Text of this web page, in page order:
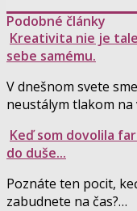
Podobné články
Kreativita nie je
sebe samému.
V dnešnom svete
neustálym tlakom na
Keď som dovolila
do duše...
Poznáte ten pocit,
zabudnete na čas?…